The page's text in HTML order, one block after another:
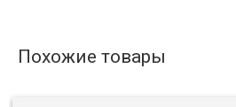
Похожие товары